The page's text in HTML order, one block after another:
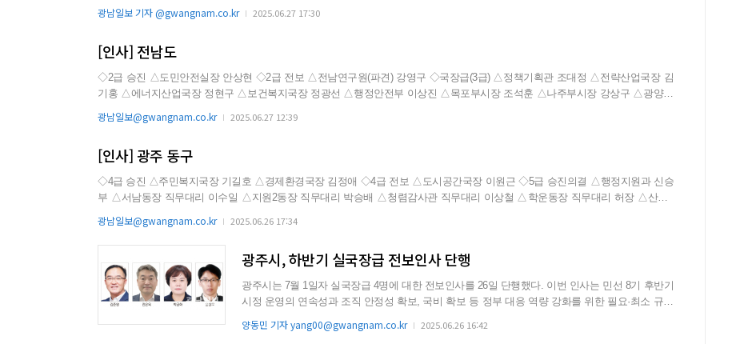
주인석 △ 농업동물정책과장 배귀숙 △ 보건환경연구원 동물위생시험소장 장미선 △ 상수도사업본...
광남일보 기자 @gwangnam.co.kr 2025.06.27 17:30
[인사] 전남도
◇2급 승진 △도민안전실장 안상현 ◇2급 전보 △전남연구원(파견) 강영구 ◇국장급(3급) △정책기획관 조대정 △전략산업국장 김
기홍 △에너지산업국장 정현구 △보건복지국장 정광선 △행정안전부 이상진 △목포부시장 조석훈 △나주부시장 강상구 △광양부
경제자유구역청 행정개발본부장 민일기 △광양만권경제자유구역청 투자유치본부장 김차진 △구례부군수 오수미...
광남일보@gwangnam.co.kr 2025.06.27 12:39
[인사] 광주 동구
◇4급 승진 △주민복지국장 기길호 △경제환경국장 김정애 ◇4급 전보 △도시공간국장 이원근 ◇5급 승진의결 △행정지원과 신승
부 △서남동장 직무대리 이수일 △지원2동장 직무대리 박승배 △청렴감사관 직무대리 이상철 △학운동장 직무대리 허장 △산수2
어실장 이세언 △복지정책과장 김수희 △일자리경제과장 안수희 △자원순환과장 장훈 △회계과장 변만...
광남일보@gwangnam.co.kr 2025.06.26 17:34
광주시, 하반기 실국장급 전보인사 단행
광주시는 7월 1일자 실국장급 4명에 대한 전보인사를 26일 단행했다. 이번 인사는 민선 8기 후반기
시정 운영의 연속성과 조직 안정성 확보, 국비 확보 등 정부 대응 역량 강화를 위한 필요·최소 규모
양동민 기자 yang00@gwangnam.co.kr 2025.06.26 16:42